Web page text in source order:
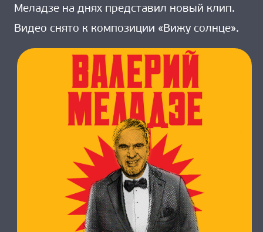
от
Валерия
на
песню
Вижу
Солнце
Меладзе на днях представил новый клип.
Видео снято к композиции «Вижу солнце».